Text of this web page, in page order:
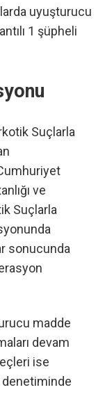
uyuşturucu
1 şüpheli
Suçlarla
ve
Suçlarla
sonucunda
madde
devam
ise
denetiminde